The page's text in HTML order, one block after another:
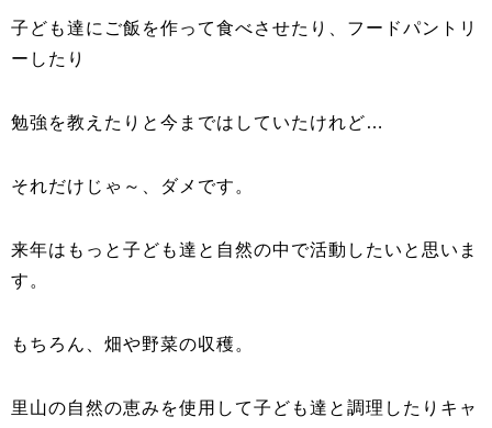
子ども達にご飯を作って食べさせたり、フードパントリ
ーしたり
勉強を教えたりと今まではしていたけれど…
それだけじゃ～、ダメです。
来年はもっと子ども達と自然の中で活動したいと思いま
す。
もちろん、畑や野菜の収穫。
里山の自然の恵みを使用して子ども達と調理したりキャ